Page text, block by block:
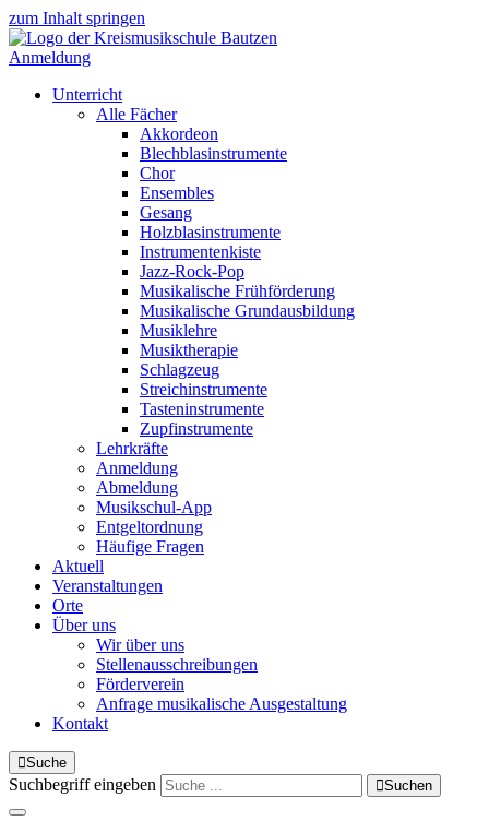
zum Inhalt springen
Anmeldung
Unterricht
Alle Fächer
Akkordeon
Blechblasinstrumente
Chor
Ensembles
Gesang
Holzblasinstrumente
Instrumentenkiste
Jazz-Rock-Pop
Musikalische Frühförderung
Musikalische Grundausbildung
Musiklehre
Musiktherapie
Schlagzeug
Streichinstrumente
Tasteninstrumente
Zupfinstrumente
Lehrkräfte
Anmeldung
Abmeldung
Musikschul-App
Entgeltordnung
Häufige Fragen
Aktuell
Veranstaltungen
Orte
Über uns
Wir über uns
Stellenausschreibungen
Förderverein
Anfrage musikalische Ausgestaltung
Kontakt
Suche
Suchbegriff eingeben Suchen